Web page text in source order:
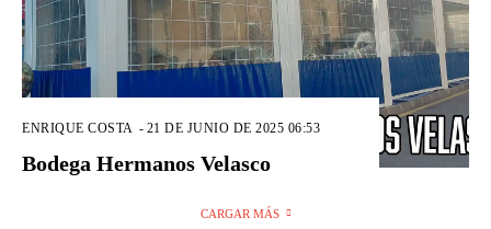
ENRIQUE COSTA - 21 DE JUNIO DE 2025 06:53
Bodega Hermanos Velasco
CARGAR MÁS